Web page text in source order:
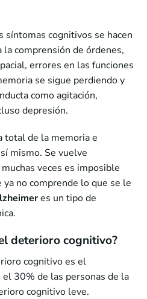
síntomas cognitivos se hacen
comprensión de órdenes,
errores en las funciones
se sigue perdiendo y
como agitación,
depresión.
total de la memoria e
mismo. Se vuelve
veces es imposible
no comprende lo que se le
es un tipo de
deterioro cognitivo?
cognitivo es el
30% de las personas de la
cognitivo leve.